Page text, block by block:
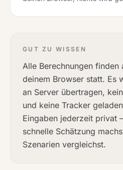
GUT ZU WISSEN
Alle Berechnungen finden
deinem Browser statt. Es
an Server übertragen,
und keine Tracker
Eingaben jederzeit privat
schnelle Schätzung
Szenarien vergleichst.